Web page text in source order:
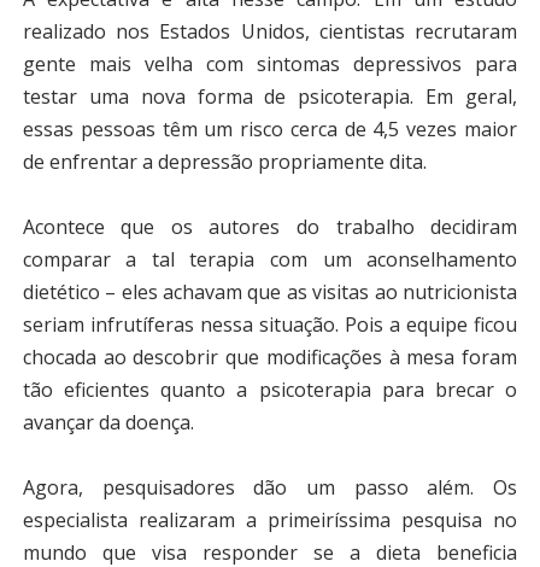
realizado nos Estados Unidos, cientistas recrutaram
gente mais velha com sintomas depressivos para
testar uma nova forma de psicoterapia. Em geral,
essas pessoas têm um risco cerca de 4,5 vezes maior
de enfrentar a depressão propriamente dita.
Acontece que os autores do trabalho decidiram
comparar a tal terapia com um aconselhamento
dietético – eles achavam que as visitas ao nutricionista
seriam infrutíferas nessa situação. Pois a equipe ficou
chocada ao descobrir que modificações à mesa foram
tão eficientes quanto a psicoterapia para brecar o
avançar da doença.
Agora, pesquisadores dão um passo além. Os
especialista realizaram a primeiríssima pesquisa no
mundo que visa responder se a dieta beneficia